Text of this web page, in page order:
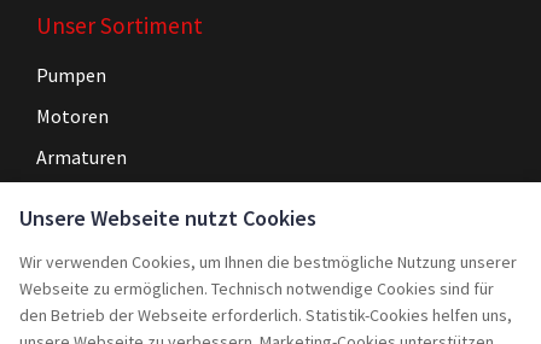
Unser Sortiment
Pumpen
Motoren
Armaturen
Navigation
Home
Unsere Webseite nutzt Cookies
Wir verwenden Cookies, um Ihnen die bestmögliche Nutzung unserer
Webseite zu ermöglichen. Technisch notwendige Cookies sind für
den Betrieb der Webseite erforderlich. Statistik-Cookies helfen uns,